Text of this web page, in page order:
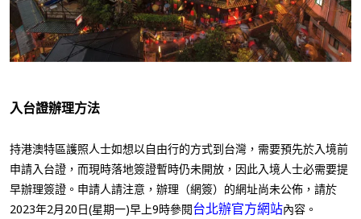
入台證辦理方法
持港澳特區護照人士如想以自由行的方式到台灣，需要預先於入境前
申請入台證，而現時落地簽證暫時仍未開放，因此入境人士必需要提
早辦理簽證。申請人請注意，辦理（網簽）的網址尚未公佈，請於
2023年2月20日(星期一)早上9時參閱台北辦官方網站內容。